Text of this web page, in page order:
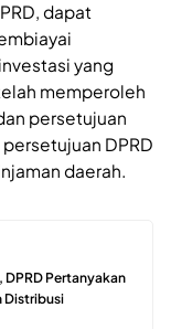
dapat
yang
memperoleh
persetujuan
DPRD
daerah.
DPRD Pertanyakan
Distribusi